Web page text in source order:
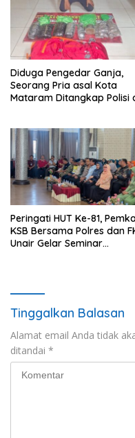
Diduga Pengedar Ganja,
Seorang Pria asal Kota
Mataram Ditangkap Polisi
Peringati HUT Ke-81,
KSB Bersama Polres dan
Unair Gelar Seminar
Tinggalkan Balasan
Alamat email Anda tidak
ditandai *